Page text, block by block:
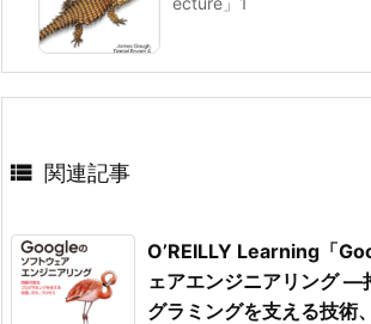
 関連記事
O’REILLY Learning「
ェアエンジニアリング ―
グラミングを支える技術